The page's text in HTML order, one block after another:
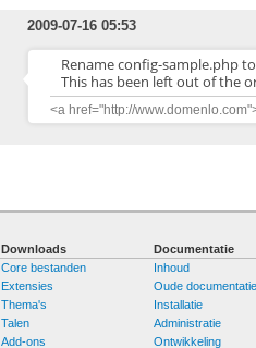
2009-07-16 05:53
Rename config-sample.php
This has been left out of the
<a href="http://
Downloads
Core bestanden
Extensies
Thema's
Talen
Add-ons
Documentatie
Inhoud
Oude documentatie
Installatie
Administratie
Ontwikkeling